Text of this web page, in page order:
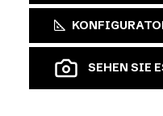
SEHEN SIE